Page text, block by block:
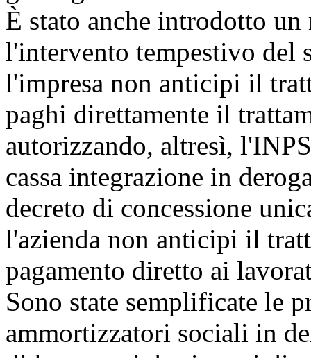
È stato anche introdotto
l'intervento tempestivo del
l'impresa non anticipi il
paghi direttamente il
autorizzando, altresì,
cassa integrazione in
decreto di concessione
l'azienda non anticipi il
pagamento diretto ai
Sono state semplificate le
ammortizzatori sociali in